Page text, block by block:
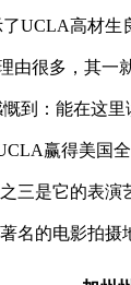
UCLA高材生
由很多，其一
到：能在这里
赢得美国
三是它的表演
名的电影拍摄